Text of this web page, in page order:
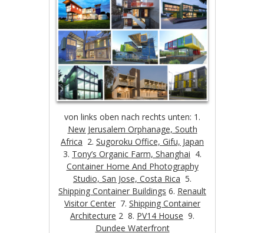
von links oben nach rechts unten: 1.
New Jerusalem Orphanage, South
Africa 2. Sugoroku Office, Gifu, Japan
3. Tony’s Organic Farm, Shanghai 4.
Container Home And Photography
Studio, San Jose, Costa Rica 5.
Shipping Container Buildings 6. Renault
Visitor Center 7. Shipping Container
Architecture 2 8. PV14 House 9.
Dundee Waterfront